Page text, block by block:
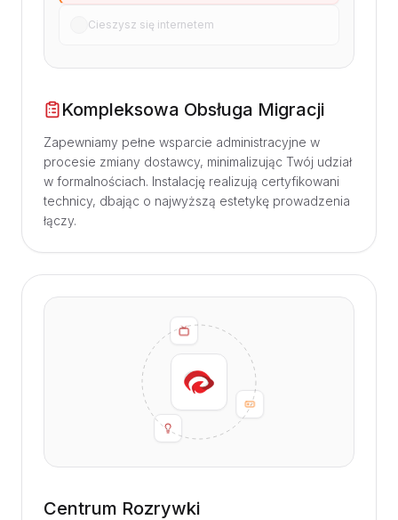
Cieszysz się internetem
Kompleksowa Obsługa Migracji
Zapewniamy pełne wsparcie administracyjne w
procesie zmiany dostawcy, minimalizując Twój udział
w formalnościach. Instalację realizują certyfikowani
technicy, dbając o najwyższą estetykę prowadzenia
łączy.
Centrum Rozrywki